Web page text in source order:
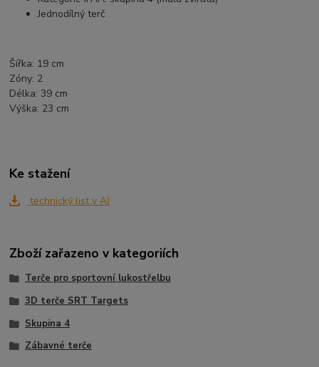
Jednodílný terč
Šířka: 19 cm
Zóny: 2
Délka:39 cm
Výška: 23 cm
Ke stažení
technický list v AJ
Zboží zařazeno v kategoriích
Terče pro sportovní lukostřelbu
3D terče SRT Targets
Skupina 4
Zábavné terče